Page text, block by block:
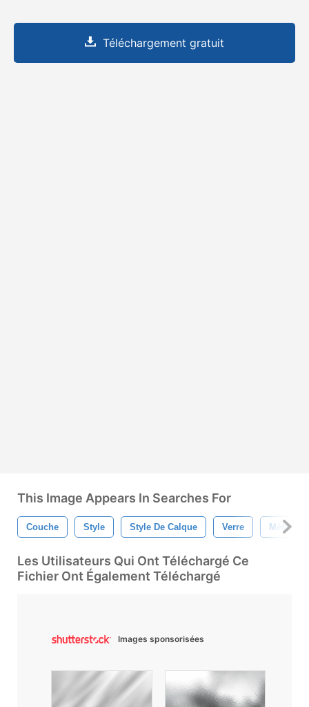
Téléchargement gratuit
This Image Appears In Searches For
Couche Style Style De Calque Verre Métal
Les Utilisateurs Qui Ont Téléchargé Ce
Fichier Ont Également Téléchargé
Images sponsorisées